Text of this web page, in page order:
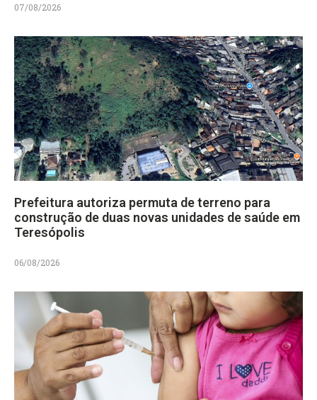
07/08/2026
Prefeitura autoriza permuta de terreno para
construção de duas novas unidades de saúde em
Teresópolis
06/08/2026